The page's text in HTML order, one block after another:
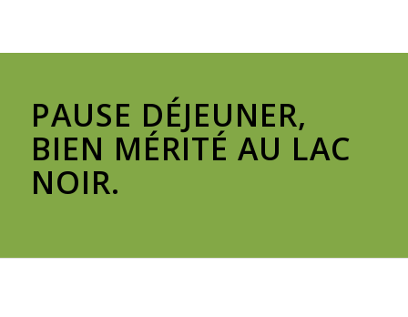
PAUSE DÉJEUNER,
BIEN MÉRITÉ AU LAC
NOIR.